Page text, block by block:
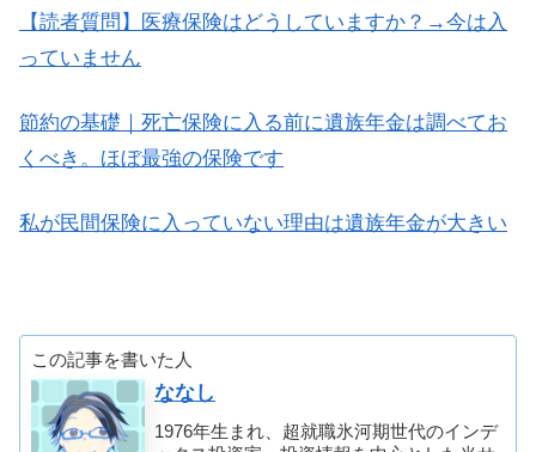
【読者質問】医療保険はどうしていますか？→今は入
っていません
節約の基礎｜死亡保険に入る前に遺族年金は調べてお
くべき。ほぼ最強の保険です
私が民間保険に入っていない理由は遺族年金が大きい
この記事を書いた人
ななし
1976年生まれ、超就職氷河期世代のインデ